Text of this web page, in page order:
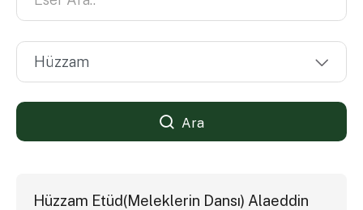
Ara
Hüzzam Etüd(Meleklerin Dansı) Alaeddin